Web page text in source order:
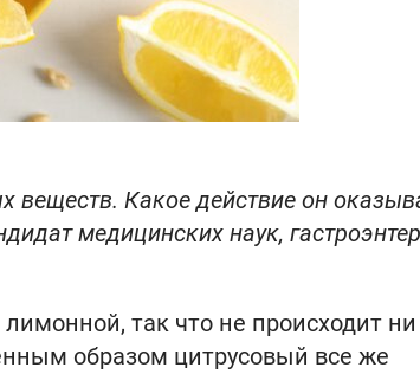
веществ. Какое действие он
медицинских наук,
так что не происходит ни
образом цитрусовый все же